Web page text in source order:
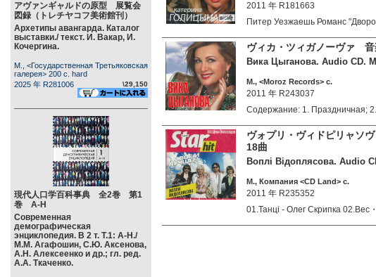
アヴァンギャルドの原型 展覧会
図録（トレチヤコフ美術館刊）
Архетипы авангарда. Каталог
выставки./ текст. И. Вакар, И.
Кочергина.
М., <Государственная Третьяковская
галерея> 200 c. hard
2025 年 R281006
\29,150
現代人口学百科事典 全2巻 第1
巻 А-Н
Современная
демографическая
энциклопедия. В 2 т. Т.1: А-Н./
М.М. Агафошин, С.Ю. Аксенова,
А.Н. Алексеенко и др.; гл. ред.
А.А. Ткаченко.
2011 年 R181663
Питер Уезжаешь Романс
ヴィカ・ツィガノーヴァ
Вика Цыганова. Audio CD.
М., <Moroz Records> c.
2011 年 R243037
Содержание: 1. Праздничная; 2.
ヴォプリ・ヴィドピリャソ
18曲
Воплi Вiдоплясова. Audio
М., Компания <CD Land> c.
2011 年 R235352
01.Танці - Олег Скрипка 02.Вес